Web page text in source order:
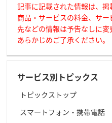
記事に記載された情報は、掲
商品・サービスの料金、サ
先などの情報は予告なしに変
あらかじめご了承ください。
サービス別トピックス
トピックストップ
スマートフォン・携帯電話